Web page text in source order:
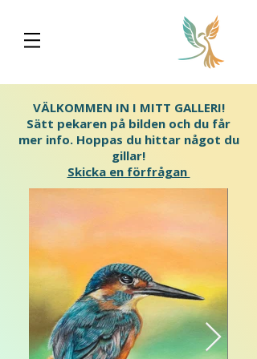
VÄLKOMMEN IN I MITT GALLERI!
Sätt pekaren på bilden och du får
mer info. Hoppas du hittar något du
gillar!
Skicka en förfrågan